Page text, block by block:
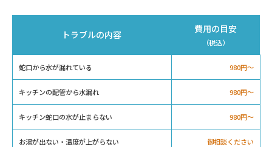
トラブルの内容 費用の目安
（税込）
蛇口から水が漏れている 980円〜
キッチンの配管から水漏れ 980円〜
キッチン蛇口の水が止まらない 980円〜
お湯が出ない・温度が上がらない 御相談ください